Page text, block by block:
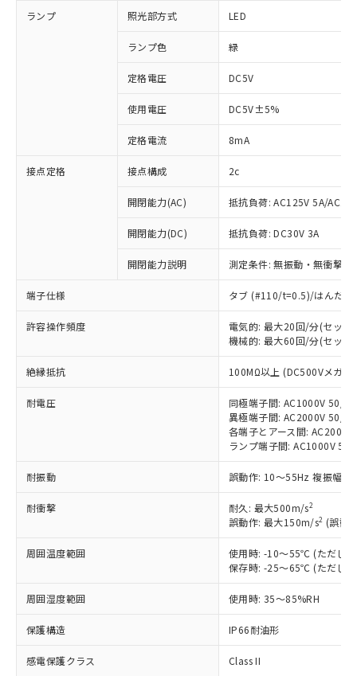
ランプ 照光部方式 LED
ランプ色 緑
定格電圧 DC5V
使用電圧 DC5V±5%
定格電流 8mA
接点定格 接点構成 2c
開閉能力(AC) 抵抗負荷: AC125V 5A/
開閉能力(DC) 抵抗負荷: DC30V 3A
開閉能力説明 測定条件: 無振動・無衝撃
端子仕様 タブ (#110/t=0.5)/はんだづ
許容操作頻度
電気的: 最大20回/分(セット
機械的: 最大60回/分(セット
絶縁抵抗 100MΩ以上 (DC500Vメガ)
耐電圧
同極端子間: AC1000V 50/
異極端子間: AC2000V 50/
各端子とアース間:
ランプ端子間: AC1000V
耐振動 誤動作: 10～55Hz 複振幅
耐衝撃 耐久: 最大500m/s2
誤動作: 最大150m/s2 (誤動
周囲温度範囲
使用時: -10～55℃ (ただし
保存時: -25～65℃ (ただし
周囲湿度範囲 使用時: 35～85%RH
保護構造 IP66耐油形
感電保護クラス Class II
以下の条件をお読みいただき、同意のうえ
本サービスは、当社制御機器事業取扱
商品の当社在庫状況および標準価格
(税抜)を提供させていただくもので
当社制御機器事業取扱商品の中には、
本サービスの対象外となる商品もある
在庫状況および標準価格照会結果は、
記載している更新日時点での社内デー
タに基づき作成されるものであり、閲
覧された時点での実際の在庫および標
※1 対応状況
対応済み：EU RoHS指令（10物質）の
非含有に対応した製品が提供可能な商品で
す。
対応予定：EU RoHS指令（10物質）の非含
有に対応した製品に切り替える予定のある
対応予定なし：EU RoHS指令（10物質）の
調査・確認中：EU RoHS指令（10物質）の
非含有の対応状況を調査中または確認中の
非該当品：ライセンス料など無形物で、有
害物質有無と関係のない商品です。
仕入先様の事情により、非含有部品として
いたものが、含有品と判明した場合などや
むを得ず変更することがあります。
ミウム(Cd) 100ppm以下、
「○」：最大均質材料含有率が中国RoHSの
基準値以下であることを示します。
「×」：最大均質材料含有率が中国RoHSの
基準値を超えていることを示します。
「－」：未確認です。当社販売部門へお問
*中国RoHS10物質の基準値 (GB/T26572)：
Pb(鉛) :1000ppm、 Hg(水銀) : 1000ppm、 Cd(カドミウ
当社は、これら貴社製品のうち、外国
為替および外国貿易法に定める商品
（以下｢規制貨物等」という）を輸出
または国外への提供する場合は、日本
国政府の輸出許可(または役務取引許
号